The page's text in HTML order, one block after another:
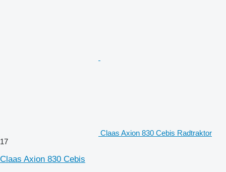
Claas Axion 830 Cebis Radtraktor
17
Claas Axion 830 Cebis